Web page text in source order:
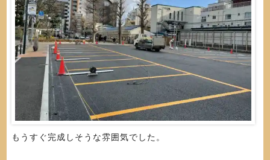
もうすぐ完成しそうな雰囲気でした。